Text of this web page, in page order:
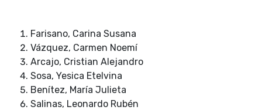
Farisano, Carina Susana
Vázquez, Carmen Noemí
Arcajo, Cristian Alejandro
Sosa, Yesica Etelvina
Benítez, María Julieta
Salinas, Leonardo Rubén